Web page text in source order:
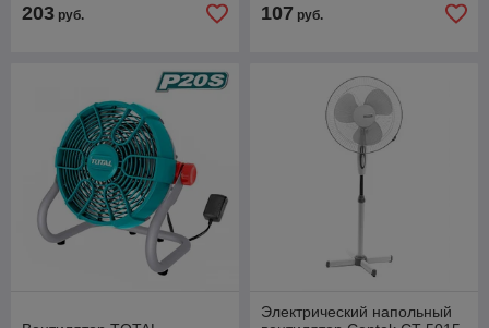
203 руб. 107 руб.
Электрический напольный